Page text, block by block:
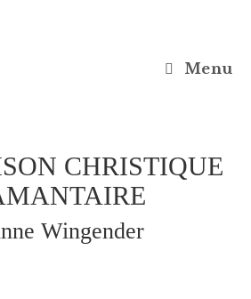
Menu
CHRISTIQUE
Wingender